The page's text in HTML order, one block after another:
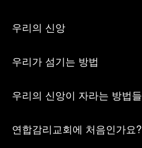
우리의 신앙
우리가 섬기는 방법
우리의 신앙이 자라는 방법들
연합감리교회에 처음인가요?